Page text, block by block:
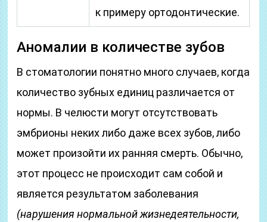
к примеру ортодонтические.
Аномалии в количестве зубов
В стоматологии понятно много случаев, когда
количество зубных единиц различается от
нормы. В челюсти могут отсутствовать
эмбрионы неких либо даже всех зубов, либо
может произойти их ранняя смерть. Обычно,
этот процесс не происходит сам собой и
является результатом заболевания
(нарушения нормальной жизнедеятельности,